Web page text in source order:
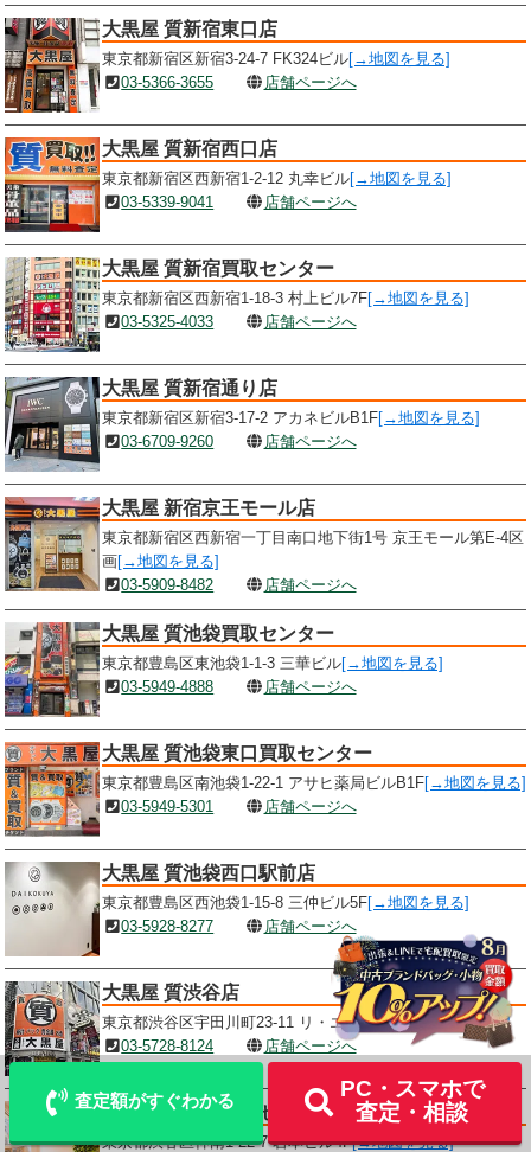
大黒屋 質新宿東口店
東京都新宿区新宿3-24-7 FK324ビル[→地図を見る]
03-5366-3655
店舗ページへ
大黒屋 質新宿西口店
東京都新宿区西新宿1-2-12 丸幸ビル[→地図を見る]
03-5339-9041
店舗ページへ
大黒屋 質新宿買取センター
東京都新宿区西新宿1-18-3 村上ビル7F[→地図を見る]
03-5325-4033
店舗ページへ
大黒屋 質新宿通り店
東京都新宿区新宿3-17-2 アカネビルB1F[→地図を見る]
03-6709-9260
店舗ページへ
大黒屋 新宿京王モール店
東京都新宿区西新宿一丁目南口地下街1号 京王モール第E-4区
画[→地図を見る]
03-5909-8482
店舗ページへ
大黒屋 質池袋買取センター
東京都豊島区東池袋1-1-3 三華ビル[→地図を見る]
03-5949-4888
店舗ページへ
大黒屋 質池袋東口買取センター
東京都豊島区南池袋1-22-1 アサヒ薬局ビルB1F[→地図を見る]
03-5949-5301
店舗ページへ
大黒屋 質池袋西口駅前店
東京都豊島区西池袋1-15-8 三仲ビル5F[→地図を見る]
03-5928-8277
店舗ページへ
大黒屋 質渋谷店
東京都渋谷区宇田川町23-11 リ・エムビル3F[→地図を見る]
03-5728-8124
店舗ページへ
大黒屋 質渋谷買取センター
東京都渋谷区神南1-22-7 岩本ビル4F[→地図を見る]
査定額がすぐわかる
PC・スマホで
査定・相談
LINE査定 メール査定
宅配買取を申込む 出張買取